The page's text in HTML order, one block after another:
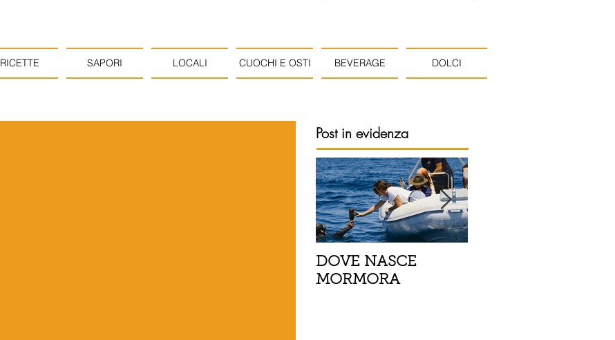
RICETTE SAPORI LOCALI CUOCHI E OSTI BEVERAGE DOLCI
Post in evidenza
DOVE NASCE
MORMORA